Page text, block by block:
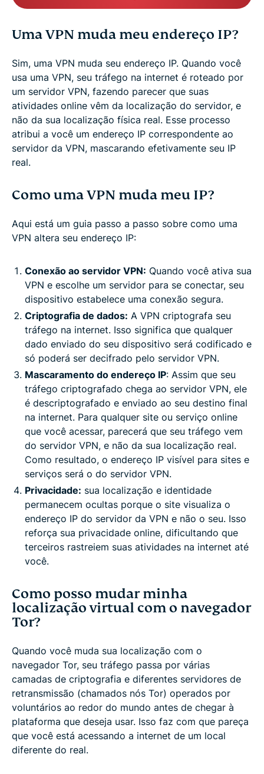
Uma VPN muda meu endereço IP?
Sim, uma VPN muda seu endereço IP. Quando você
usa uma VPN, seu tráfego na internet é roteado por
um servidor VPN, fazendo parecer que suas
atividades online vêm da localização do servidor, e
não da sua localização física real. Esse processo
atribui a você um endereço IP correspondente ao
servidor da VPN, mascarando efetivamente seu IP
real.
Como uma VPN muda meu IP?
Aqui está um guia passo a passo sobre como uma
VPN altera seu endereço IP:
Conexão ao servidor VPN: Quando você ativa sua
VPN e escolhe um servidor para se conectar, seu
dispositivo estabelece uma conexão segura.
Criptografia de dados: A VPN criptografa seu
tráfego na internet. Isso significa que qualquer
dado enviado do seu dispositivo será codificado e
só poderá ser decifrado pelo servidor VPN.
Mascaramento do endereço IP: Assim que seu
tráfego criptografado chega ao servidor VPN, ele
é descriptografado e enviado ao seu destino final
na internet. Para qualquer site ou serviço online
que você acessar, parecerá que seu tráfego vem
do servidor VPN, e não da sua localização real.
Como resultado, o endereço IP visível para sites e
serviços será o do servidor VPN.
Privacidade: sua localização e identidade
permanecem ocultas porque o site visualiza o
endereço IP do servidor da VPN e não o seu. Isso
reforça sua privacidade online, dificultando que
terceiros rastreiem suas atividades na internet até
você.
Como posso mudar minha
localização virtual com o navegador
Tor?
Quando você muda sua localização com o
navegador Tor, seu tráfego passa por várias
camadas de criptografia e diferentes servidores de
retransmissão (chamados nós Tor) operados por
voluntários ao redor do mundo antes de chegar à
plataforma que deseja usar. Isso faz com que pareça
que você está acessando a internet de um local
diferente do real.